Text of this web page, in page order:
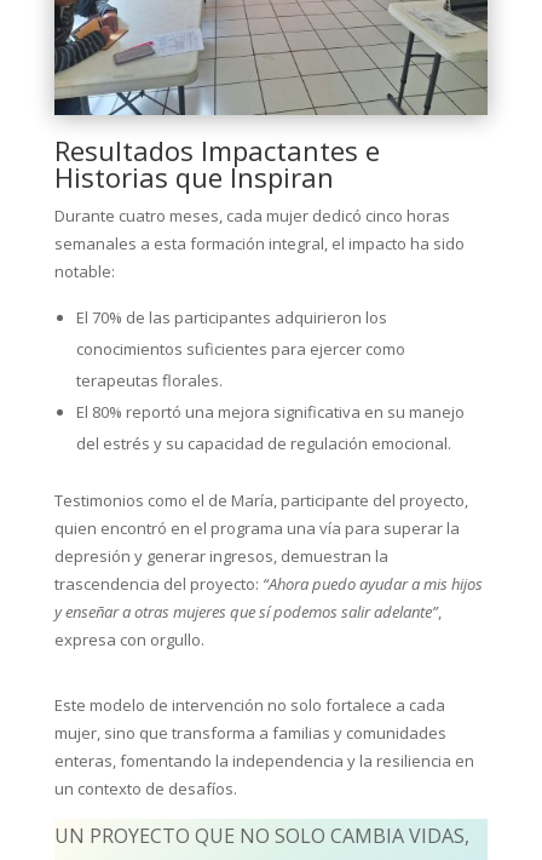
Resultados Impactantes e
Historias que Inspiran
Durante cuatro meses, cada mujer dedicó cinco horas
semanales a esta formación integral, el impacto ha sido
notable:
El 70% de las participantes adquirieron los
conocimientos suficientes para ejercer como
terapeutas florales.
El 80% reportó una mejora significativa en su manejo
del estrés y su capacidad de regulación emocional.
Testimonios como el de María, participante del proyecto,
quien encontró en el programa una vía para superar la
depresión y generar ingresos, demuestran la
trascendencia del proyecto: “Ahora puedo ayudar a mis hijos
y enseñar a otras mujeres que sí podemos salir adelante”,
expresa con orgullo.
Este modelo de intervención no solo fortalece a cada
mujer, sino que transforma a familias y comunidades
enteras, fomentando la independencia y la resiliencia en
un contexto de desafíos.
UN PROYECTO QUE NO SOLO CAMBIA VIDAS,